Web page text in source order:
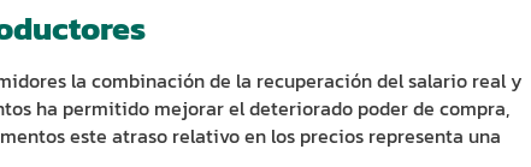
la combinación de la recuperación del salario real y
ha permitido mejorar el deteriorado poder de compra,
este atraso relativo en los precios representa una